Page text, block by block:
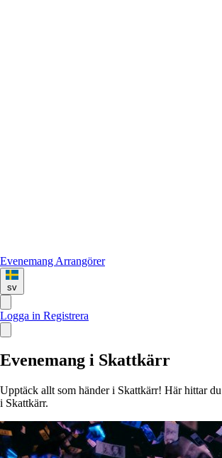
Evenemang Arrangörer
sv
Logga in Registrera
Evenemang i Skattkärr
Upptäck allt som händer i Skattkärr! Här hittar
i Skattkärr.